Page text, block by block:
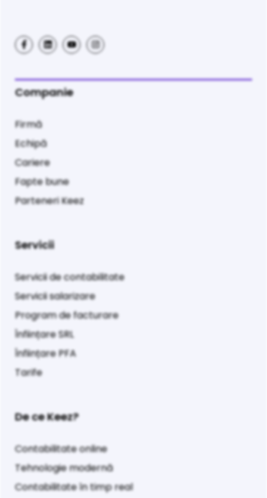
Companie
Firmă
Echipă
Cariere
Fapte bune
Parteneri Keez
Servicii
Servicii de contabilitate
Servicii salarizare
Program de facturare
Înființare SRL
Înființare PFA
Tarife
De ce Keez?
Contabilitate online
Tehnologie modernă
Contabilitate în timp real